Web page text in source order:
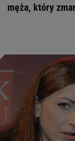
męża, który